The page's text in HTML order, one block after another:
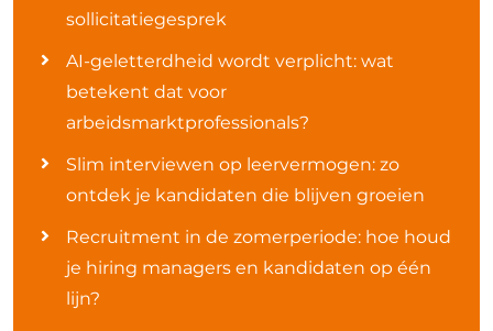
sollicitatiegesprek
AI-geletterdheid wordt verplicht: wat
betekent dat voor
arbeidsmarktprofessionals?
Slim interviewen op leervermogen: zo
ontdek je kandidaten die blijven groeien
Recruitment in de zomerperiode: hoe houd
je hiring managers en kandidaten op één
lijn?